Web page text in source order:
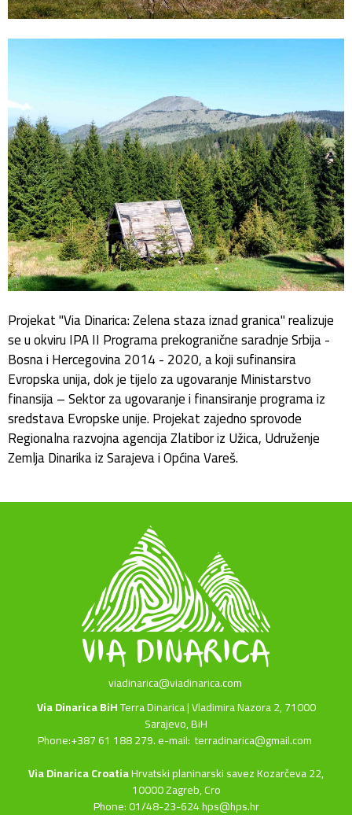
Projekat "Via Dinarica: Zelena staza iznad granica" realizuje
se u okviru IPA II Programa prekogranične saradnje Srbija -
Bosna i Hercegovina 2014 - 2020, a koji sufinansira
Evropska unija, dok je tijelo za ugovaranje Ministarstvo
finansija – Sektor za ugovaranje i finansiranje programa iz
sredstava Evropske unije. Projekat zajedno sprovode
Regionalna razvojna agencija Zlatibor iz Užica, Udruženje
Zemlja Dinarika iz Sarajeva i Općina Vareš.
viadinarica@viadinarica.com
Via Dinarica BiHTerra Dinarica | Vladimira Nazora 2, 71000
Sarajevo, BiH
Phone:+387 61 188 279. e-mail:terradinarica@gmail.com
Via Dinarica CroatiaHrvatski planinarski savez Kozarčeva 22,
10000 Zagreb, Cro
Phone: 01/48-23-624 hps@hps.hr